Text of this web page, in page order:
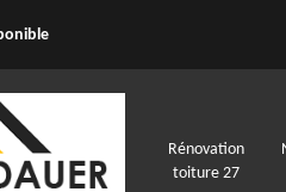
Rénovation
toiture 27